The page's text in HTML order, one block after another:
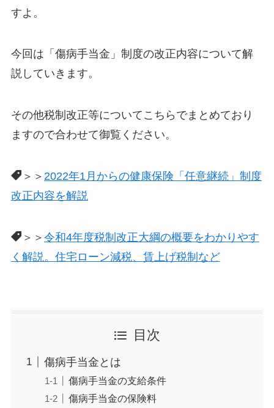
すよ。
今回は「傷病手当金」制度の改正内容について解
説していきます。
その他税制改正等についてこちらでまとめており
ますので合わせて御覧ください。
＞＞ 2022年1月からの健康保険「任意継続」制度
改正内容を解説
＞＞ 令和4年度税制改正大綱の概要をわかりやす
く解説。住宅ローン減税、賃上げ税制など
目次
傷病手当金とは
傷病手当金の支給条件
傷病手当金の保険料